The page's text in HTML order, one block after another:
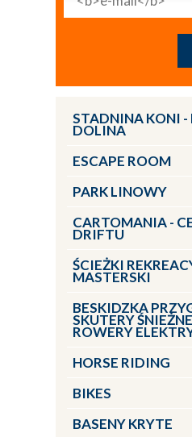
STADNINA KONI -
DOLINA
ESCAPE ROOM
PARK LINOWY
CARTOMANIA -
DRIFTU
ŚCIEŻKI
MASTERSKI
BESKIDZKA
SKUTERY
ROWERY
HORSE RIDING
BIKES
BASENY KRYTE